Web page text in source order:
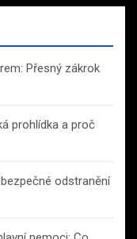
Přesný zákrok
prohlídka a proč
odstranění